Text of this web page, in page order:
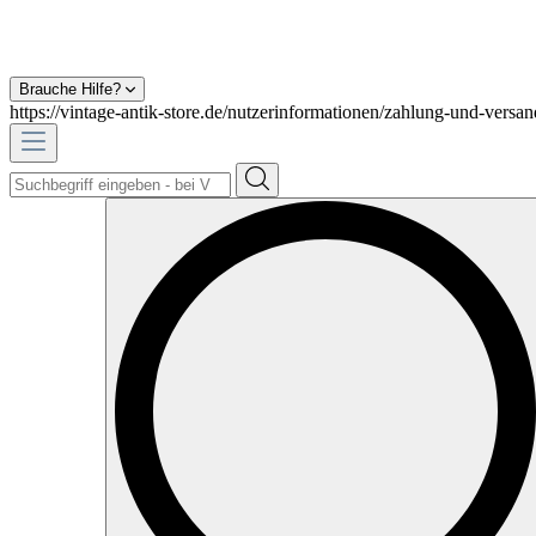
Brauche Hilfe?
https://vintage-antik-store.de/nutzerinformationen/zahlung-und-